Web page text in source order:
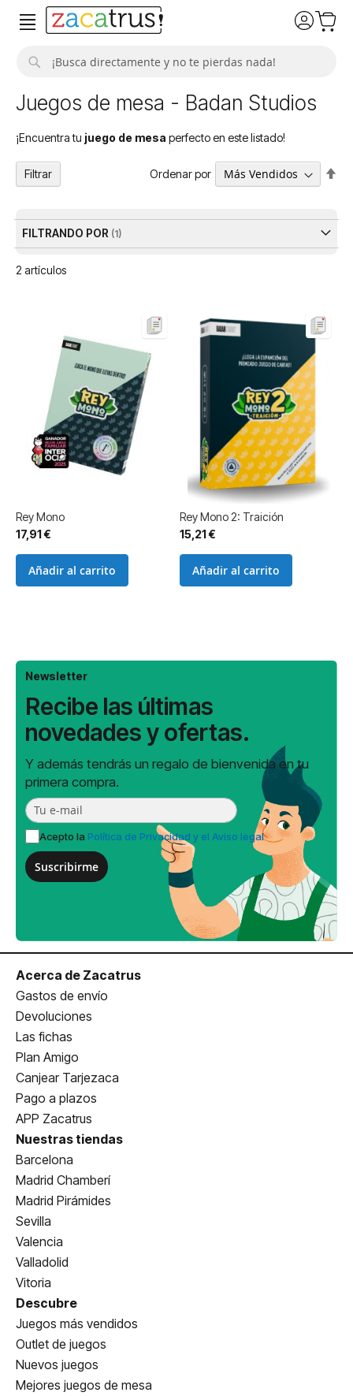
Juegos de mesa - Badan Studios
¡Encuentra tu juego de mesa perfecto en este listado!
2 artículos
Ordenar por
Rey Mono
17,91 €
Añadir al carrito
Rey Mono 2: Traición
15,21 €
Añadir al carrito
Filtrar
FILTRANDO POR
Newsletter
Recibe las últimas
novedades y ofertas.
Y además tendrás un regalo de bienvenida en tu
primera compra.
Acepto la Política de Privacidad y el Aviso legal
Suscribirme
Acerca de Zacatrus
Gastos de envío
Devoluciones
Las fichas
Plan Amigo
Canjear Tarjezaca
Pago a plazos
APP Zacatrus
Nuestras tiendas
Barcelona
Madrid Chamberí
Madrid Pirámides
Sevilla
Valencia
Valladolid
Vitoria
Descubre
Juegos más vendidos
Outlet de juegos
Nuevos juegos
Mejores juegos de mesa